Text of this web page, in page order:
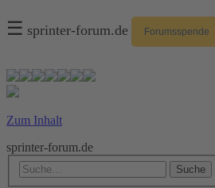
☰ sprinter-forum.de Forumsspende
Zum Inhalt
sprinter-forum.de
Suche